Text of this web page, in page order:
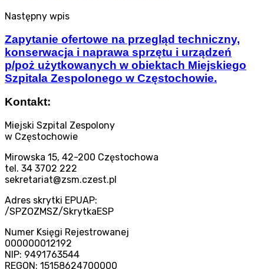
Następny wpis
Zapytanie ofertowe na przegląd techniczny,
konserwacja i naprawa sprzętu i urządzeń
p/poż użytkowanych w obiektach Miejskiego
Szpitala Zespolonego w Częstochowie.
Kontakt:
Miejski Szpital Zespolony
w Częstochowie
Mirowska 15, 42-200 Częstochowa
tel. 34 3702 222
sekretariat@zsm.czest.pl
Adres skrytki EPUAP:
/SPZOZMSZ/SkrytkaESP
Numer Księgi Rejestrowanej
000000012192
NIP: 9491763544
REGON: 15158624700000